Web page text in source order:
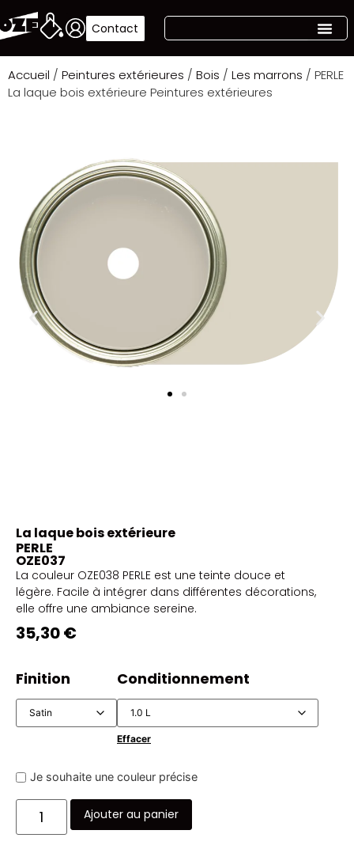
Contact
Accueil / Peintures extérieures / Bois / Les marrons / PERLE
La laque bois extérieure Peintures extérieures
La laque bois extérieure
PERLE
OZE037
La couleur OZE038 PERLE est une teinte douce et
légère. Facile à intégrer dans différentes décorations,
elle offre une ambiance sereine.
35,30 €
Finition Conditionnement
Effacer
Je souhaite une couleur précise
Ajouter au panier